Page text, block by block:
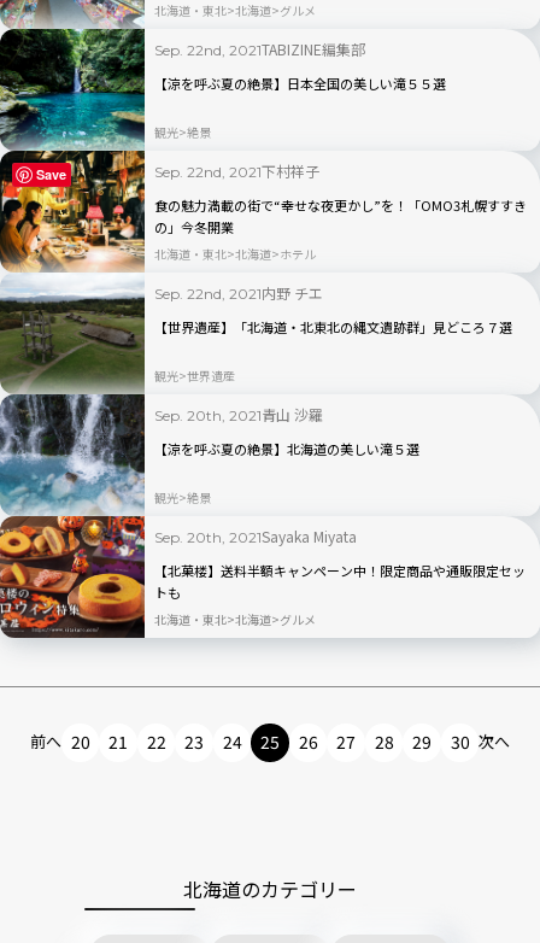
北海道・東北 北海道 グルメ
Sep. 22nd, 2021TABIZINE編集部
【涼を呼ぶ夏の絶景】日本全国の美しい滝５５選
観光 絶景
Sep. 22nd, 2021下村祥子
食の魅力満載の街で“幸せな夜更かし”を！「OMO3札幌すすき
の」今冬開業
北海道・東北 北海道 ホテル
Sep. 22nd, 2021内野 チエ
【世界遺産】「北海道・北東北の縄文遺跡群」見どころ７選
観光 世界遺産
Sep. 20th, 2021青山 沙羅
【涼を呼ぶ夏の絶景】北海道の美しい滝５選
観光 絶景
Sep. 20th, 2021Sayaka Miyata
【北菓楼】送料半額キャンペーン中！限定商品や通販限定セッ
トも
北海道・東北 北海道 グルメ
前へ 20 21 22 23 24 25 26 27 28 29 30 次へ
北海道のカテゴリー
Save